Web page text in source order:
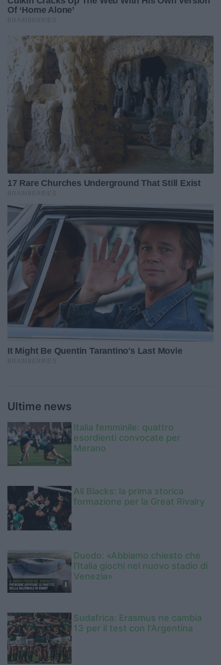
Ultime news
Italia femminile: quattro
esordienti convocate per
Merano
All Blacks: la prima storica
formazione per la Great Rivalry
Duodo: «Abbiamo chiesto che
l’Italia giochi nel nuovo stadio di
Venezia»
Sudafrica: Erasmus ne cambia
13 per il test con l'Argentina